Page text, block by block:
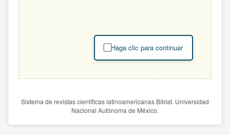
Haga clic para continuar
Sistema de revistas científicas latinoamericanas Biblat. Universidad
Nacional Autónoma de México.